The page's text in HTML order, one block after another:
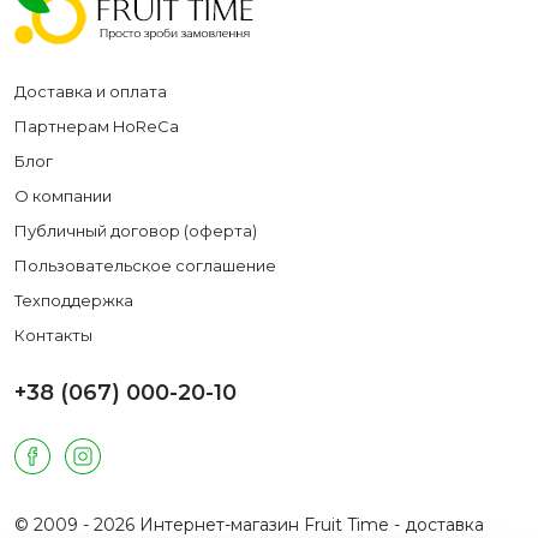
Доставка и оплата
Партнерам HoReCa
Блог
О компании
Публичный договор (оферта)
Пользовательское соглашение
Техподдержка
Контакты
+38 (067) 000-20-10
© 2009 - 2026 Интернет-магазин Fruit Time - доставка